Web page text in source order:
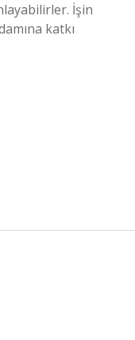
İşin
katkı